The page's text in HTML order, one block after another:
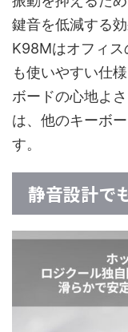
鍵音を低減する
K98Mはオフィ
も使いやすい仕
ボードの心地よ
は、他のキーボ
す。
静音設計で